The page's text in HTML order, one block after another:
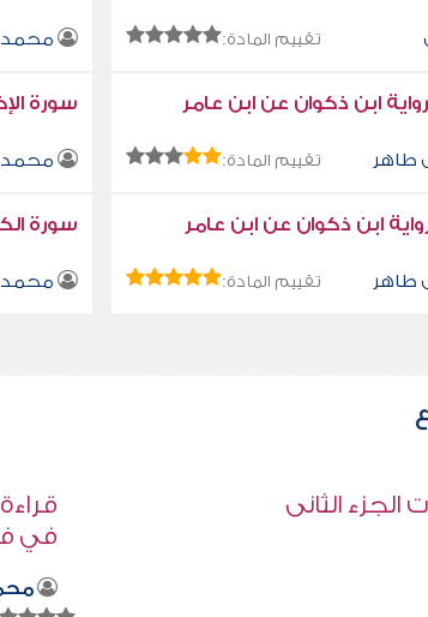
تقييم المادة:
ابن ذكوان عن ابن عامر
طاهر تقييم المادة:
سورة
محمد
ابن ذكوان عن ابن عامر
طاهر تقييم المادة:
سورة
محمد
لكتاب استمتع بحياتك " كتاب
كتاب
أبو